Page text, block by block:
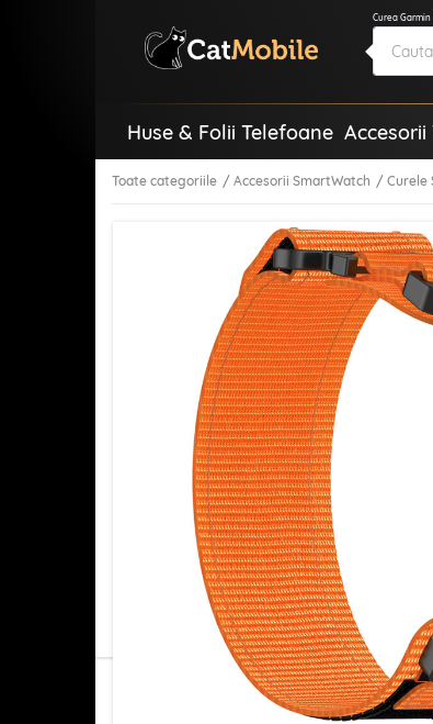
Curea
Huse & Folii Telefoane
Toate categoriile Accesorii SmartWatch Curele